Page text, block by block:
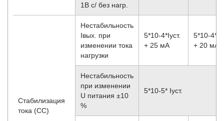
1В с/ без нагр.
Стабилизация
тока (CC)
Нестабильность
Iвых. при
изменении тока
нагрузки
5*10-4*Iуст.
+ 25 мА
5*10-4*
+ 20 мА
Нестабильность
при изменении
U питания ±10
%
5*10-5* Iуст.